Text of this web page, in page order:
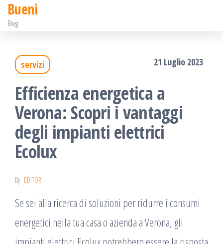
Salta
contenuto
Bueni
Blog
servizi 21 Luglio 2023
Efficienza energetica a
Verona: Scopri i vantaggi
degli impianti elettrici
Ecolux
By EDITOR
Se sei alla ricerca di soluzioni per ridurre i consumi
energetici nella tua casa o azienda a Verona, gli